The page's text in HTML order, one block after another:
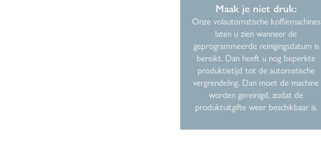
Maak je niet druk:
Onze volautomatische koffiemachines
laten u zien wanneer de
geprogrammeerde reinigingsdatum is
bereikt. Dan heeft u nog beperkte
produktietijd tot de automatische
vergrendeling. Dan moet de machine
worden gereinigd, zodat de
produktuitgifte weer beschikbaar is.